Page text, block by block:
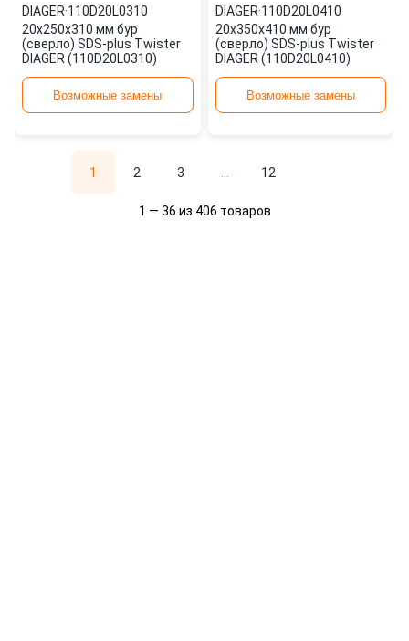
DIAGER·110D20L0310
20х250х310 мм бур
(сверло) SDS-plus Twister
DIAGER (110D20L0310)
Возможные замены
DIAGER·110D20L0410
20х350х410 мм бур
(сверло) SDS-plus Twister
DIAGER (110D20L0410)
Возможные замены
1 2 3 12
1 — 36 из 406 товаров